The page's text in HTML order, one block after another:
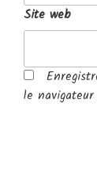
Site web
le